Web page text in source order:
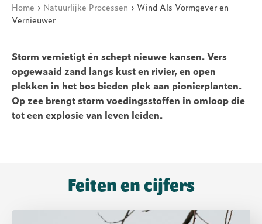
Kruimelpad
Home Natuurlijke Processen
Wind Als Vormgever en
Vernieuwer
Storm vernietigt én schept nieuwe kansen. Vers
opgewaaid zand langs kust en rivier, en open
plekken in het bos bieden plek aan pionierplanten.
Op zee brengt storm voedingsstoffen in omloop die
tot een explosie van leven leiden.
Feiten en cijfers